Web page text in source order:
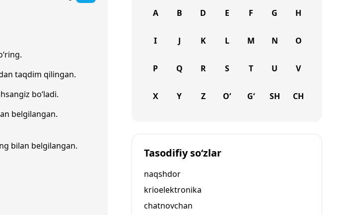
taqdim qilingan.
bo‘ladi.
belgilangan.
bilan belgilangan.
A B D E F G H
I J K L M N O
P Q R S T U V
X Y Z O‘ G‘ SH CH
Tasodifiy so‘zlar
naqshdor
krioelektronika
chatnovchan